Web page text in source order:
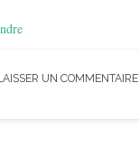
UN COMMENTAIRE